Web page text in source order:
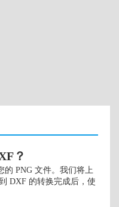
？
的 PNG 文件。我们将上
DXF 的转换完成后，使